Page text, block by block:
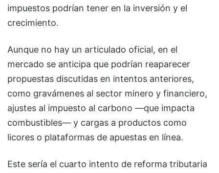
impuestos podrían tener en la inversión y el
crecimiento.
Aunque no hay un articulado oficial, en el
mercado se anticipa que podrían reaparecer
propuestas discutidas en intentos anteriores,
como gravámenes al sector minero y financiero,
ajustes al impuesto al carbono —que impacta
combustibles— y cargas a productos como
licores o plataformas de apuestas en línea.
Este sería el cuarto intento de reforma tributaria